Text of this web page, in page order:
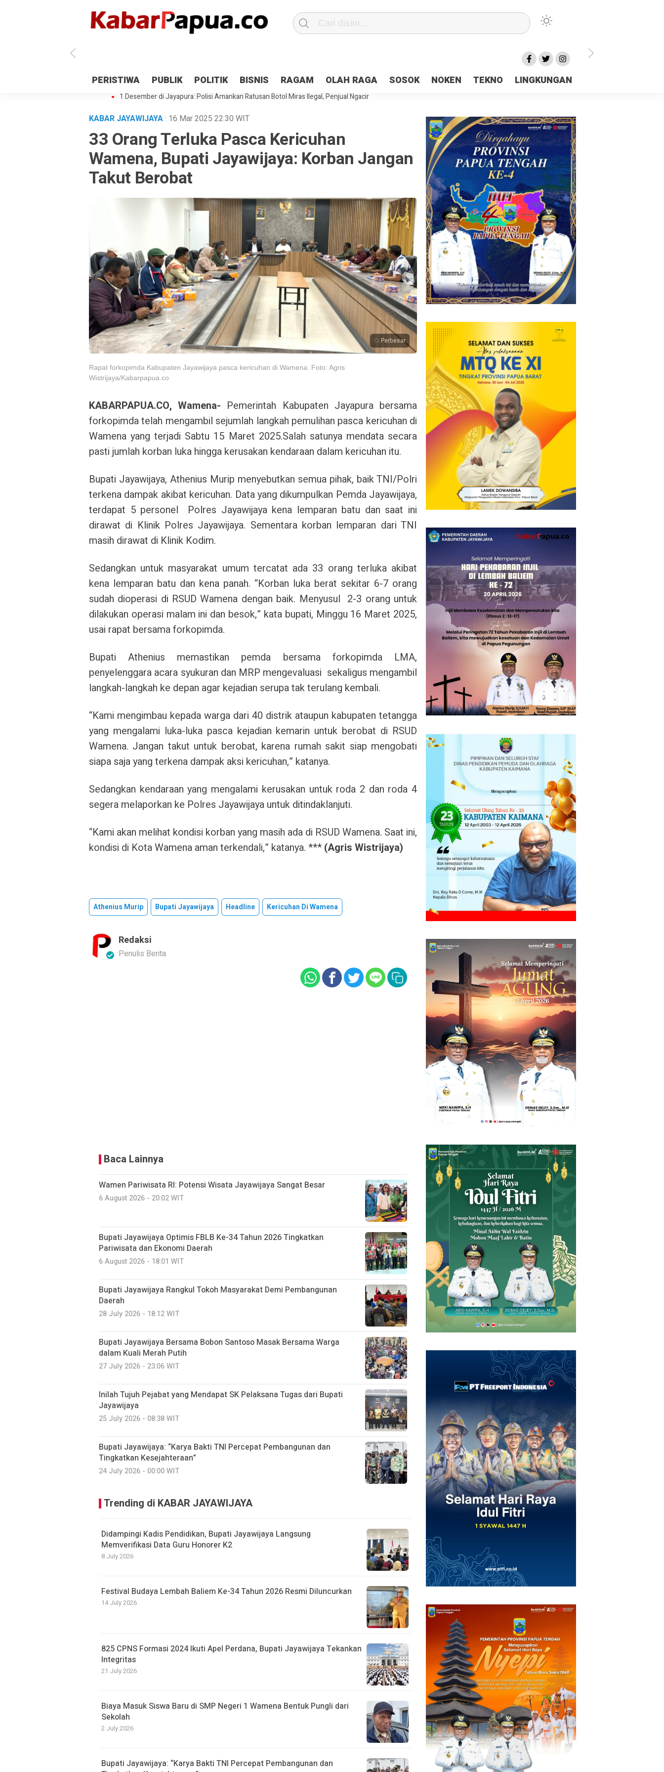
PERISTIWA PUBLIK POLITIK BISNIS RAGAM OLAH RAGA SOSOK NOKEN TEKNO LINGKUNGAN
Antisipasi 1 Desember, TNI Polri Patroli 2×24 jam di Kota Jayapura
Pesan Sejuk Polri di Deklarasi Pemilu Ceria Tanah Papua
Gedung Perpustakaan SMPN 5 Sentani Terbakar
Hibah Pilkada Jayapura Cair 10 Persen, Deposit Kas Daerah Rp23 Miliar Disorot
1 Desember di Jayapura: Polisi Amankan Ratusan Botol Miras Ilegal, Penjual Ngacir
KABAR JAYAWIJAYA· 16 Mar 2025 22:30 WIT
33 Orang Terluka Pasca Kericuhan
Wamena, Bupati Jayawijaya: Korban Jangan
Takut Berobat
Perbesar
Rapat forkopimda Kabupaten Jayawijaya pasca kericuhan di Wamena. Foto: Agris
Wistrijaya/Kabarpapua.co
KABARPAPUA.CO, Wamena- Pemerintah Kabupaten Jayapura bersama
forkopimda telah mengambil sejumlah langkah pemulihan pasca kericuhan di
Wamena yang terjadi Sabtu 15 Maret 2025.Salah satunya mendata secara
pasti jumlah korban luka hingga kerusakan kendaraan dalam kericuhan itu.
Bupati Jayawijaya, Athenius Murip menyebutkan semua pihak, baik TNI/Polri
terkena dampak akibat kericuhan. Data yang dikumpulkan Pemda Jayawijaya,
terdapat 5 personel Polres Jayawijaya kena lemparan batu dan saat ini
dirawat di Klinik Polres Jayawijaya. Sementara korban lemparan dari TNI
masih dirawat di Klinik Kodim.
Sedangkan untuk masyarakat umum tercatat ada 33 orang terluka akibat
kena lemparan batu dan kena panah. “Korban luka berat sekitar 6-7 orang
sudah dioperasi di RSUD Wamena dengan baik. Menyusul 2-3 orang untuk
dilakukan operasi malam ini dan besok,” kata bupati, Minggu 16 Maret 2025,
usai rapat bersama forkopimda.
Bupati Athenius memastikan pemda bersama forkopimda LMA,
penyelenggara acara syukuran dan MRP mengevaluasi sekaligus mengambil
langkah-langkah ke depan agar kejadian serupa tak terulang kembali.
“Kami mengimbau kepada warga dari 40 distrik ataupun kabupaten tetangga
yang mengalami luka-luka pasca kejadian kemarin untuk berobat di RSUD
Wamena. Jangan takut untuk berobat, karena rumah sakit siap mengobati
siapa saja yang terkena dampak aksi kericuhan,” katanya.
Sedangkan kendaraan yang mengalami kerusakan untuk roda 2 dan roda 4
segera melaporkan ke Polres Jayawijaya untuk ditindaklanjuti.
“Kami akan melihat kondisi korban yang masih ada di RSUD Wamena. Saat ini,
kondisi di Kota Wamena aman terkendali,” katanya. *** (Agris Wistrijaya)
Athenius Murip Bupati Jayawijaya Headline Kericuhan Di Wamena
Redaksi
Penulis Berita
Baca Lainnya
Wamen Pariwisata RI: Potensi Wisata Jayawijaya Sangat Besar
6 August 2026 - 20:02 WIT
Bupati Jayawijaya Optimis FBLB Ke-34 Tahun 2026 Tingkatkan
Pariwisata dan Ekonomi Daerah
6 August 2026 - 18:01 WIT
Bupati Jayawijaya Rangkul Tokoh Masyarakat Demi Pembangunan
Daerah
28 July 2026 - 18:12 WIT
Bupati Jayawijaya Bersama Bobon Santoso Masak Bersama Warga
dalam Kuali Merah Putih
27 July 2026 - 23:06 WIT
Inilah Tujuh Pejabat yang Mendapat SK Pelaksana Tugas dari Bupati
Jayawijaya
25 July 2026 - 08:38 WIT
Bupati Jayawijaya: “Karya Bakti TNI Percepat Pembangunan dan
Tingkatkan Kesejahteraan”
24 July 2026 - 00:00 WIT
Trending di KABAR JAYAWIJAYA
Didampingi Kadis Pendidikan, Bupati Jayawijaya Langsung
Memverifikasi Data Guru Honorer K2
8 July 2026
Festival Budaya Lembah Baliem Ke-34 Tahun 2026 Resmi Diluncurkan
14 July 2026
825 CPNS Formasi 2024 Ikuti Apel Perdana, Bupati Jayawijaya Tekankan
Integritas
21 July 2026
Biaya Masuk Siswa Baru di SMP Negeri 1 Wamena Bentuk Pungli dari
Sekolah
2 July 2026
Bupati Jayawijaya: “Karya Bakti TNI Percepat Pembangunan dan